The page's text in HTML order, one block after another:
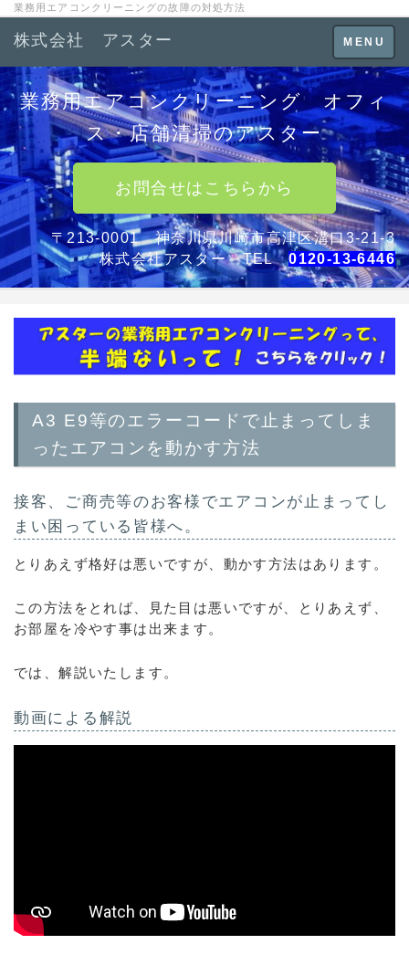
業務用エアコンクリーニングの故障の対処方法
Toggle
navigation
MENU
株式会社 アスター
業務用エアコンクリーニング オフィ
ス・店舗清掃のアスター
お問合せはこちらから
〒213-0001 神奈川県川崎市高津区溝口3-21-3
株式会社アスター TEL0120-13-6446
A3 E9等のエラーコードで止まってしま
ったエアコンを動かす方法
接客、ご商売等のお客様でエアコンが止まってし
まい困っている皆様へ。
とりあえず格好は悪いですが、動かす方法はあります。
この方法をとれば、見た目は悪いですが、とりあえず、
お部屋を冷やす事は出来ます。
では、解説いたします。
動画による解説